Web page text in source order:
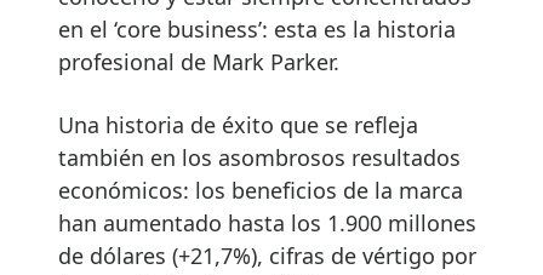
en el ‘core business’: esta es la historia
profesional de Mark Parker.
Una historia de éxito que se refleja
también en los asombrosos resultados
económicos: los beneficios de la marca
han aumentado hasta los 1.900 millones
de dólares (+21,7%), cifras de vértigo por